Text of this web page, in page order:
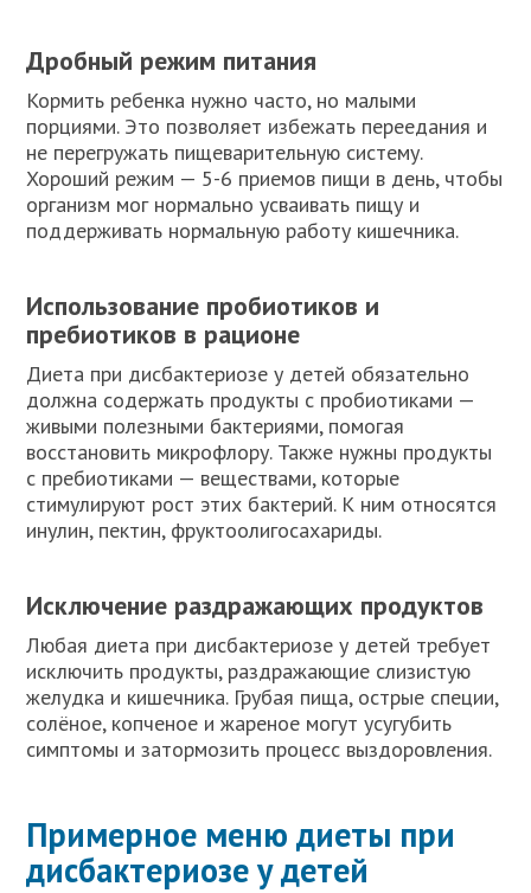
Дробный режим питания
Кормить ребенка нужно часто, но малыми
порциями. Это позволяет избежать переедания и
не перегружать пищеварительную систему.
Хороший режим — 5-6 приемов пищи в день, чтобы
организм мог нормально усваивать пищу и
поддерживать нормальную работу кишечника.
Использование пробиотиков и
пребиотиков в рационе
Диета при дисбактериозе у детей обязательно
должна содержать продукты с пробиотиками —
живыми полезными бактериями, помогая
восстановить микрофлору. Также нужны продукты
с пребиотиками — веществами, которые
стимулируют рост этих бактерий. К ним относятся
инулин, пектин, фруктоолигосахариды.
Исключение раздражающих продуктов
Любая диета при дисбактериозе у детей требует
исключить продукты, раздражающие слизистую
желудка и кишечника. Грубая пища, острые специи,
солёное, копченое и жареное могут усугубить
симптомы и затормозить процесс выздоровления.
Примерное меню диеты при
дисбактериозе у детей